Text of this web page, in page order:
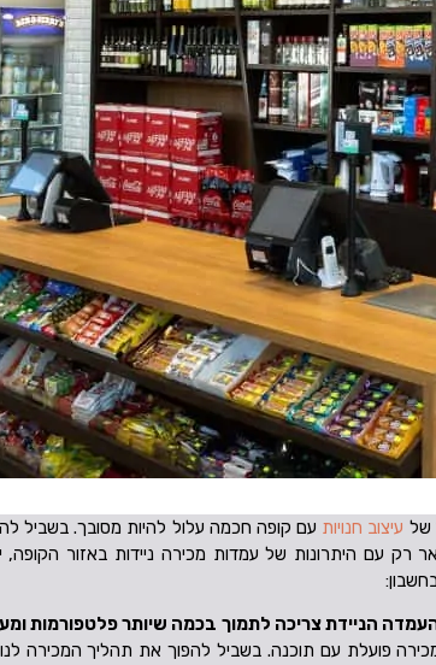
של עיצוב חנויות עם קופה חכמה עלול להיות מסובך. בשביל
רק עם היתרונות של עמדות מכירה ניידות באזור הקופה,
הניידת צריכה לתמוך בכמה שיותר פלטפורמות
פועלת עם תוכנה. בשביל להפוך את תהליך המכירה